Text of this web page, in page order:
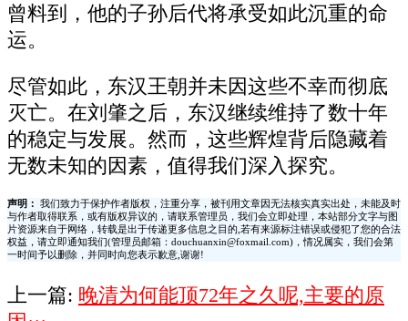
曾料到，他的子孙后代将承受如此沉重的命
运。
尽管如此，东汉王朝并未因这些不幸而彻底
灭亡。在刘肇之后，东汉继续维持了数十年
的稳定与发展。然而，这些辉煌背后隐藏着
无数未知的因素，值得我们深入探究。
声明：
我们致力于保护作者版权，注重分享，被刊用文章因无法核实真实出处，未能及时
与作者取得联系，或有版权异议的，请联系管理员，我们会立即处理，本站部分文字与图
片资源来自于网络，转载是出于传递更多信息之目的,若有来源标注错误或侵犯了您的合法
权益，请立即通知我们(管理员邮箱：douchuanxin@foxmail.com)，情况属实，我们会第
一时间予以删除，并同时向您表示歉意,谢谢!
上一篇: 晚清为何能顶72年之久呢,主要的原